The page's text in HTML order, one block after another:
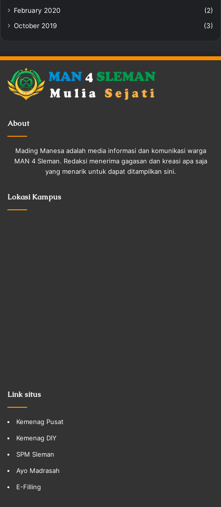
February 2020
(2)
October 2019
(3)
About
Mading Manesa adalah media informasi dan komunikasi warga
MAN 4 Sleman. Redaksi menerima gagasan dan kreasi apa saja
yang menarik untuk dapat ditampilkan sini.
Lokasi Kampus
Link situs
Kemenag Pusat
Kemenag DIY
SPM Sleman
Ayo Madrasah
E-Filling